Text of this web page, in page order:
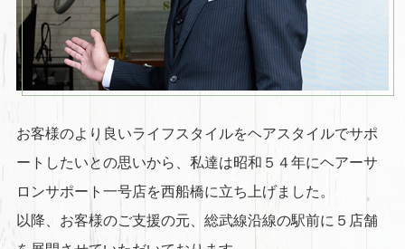
お客様のより良いライフスタイルをヘアスタイルでサポ
ートしたいとの思いから、私達は昭和５４年にヘアーサ
ロンサポート一号店を西船橋に立ち上げました。
以降、お客様のご支援の元、総武線沿線の駅前に５店舗